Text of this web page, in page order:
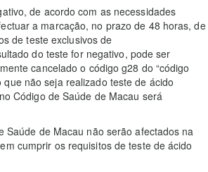
de acordo com as necessidades
a marcação, no prazo de 48 horas, de
de teste exclusivos de
do teste for negativo, pode ser
cancelado o código g28 do “código
não seja realizado teste de ácido
Código de Saúde de Macau será
Saúde de Macau não serão afectados na
cumprir os requisitos de teste de ácido